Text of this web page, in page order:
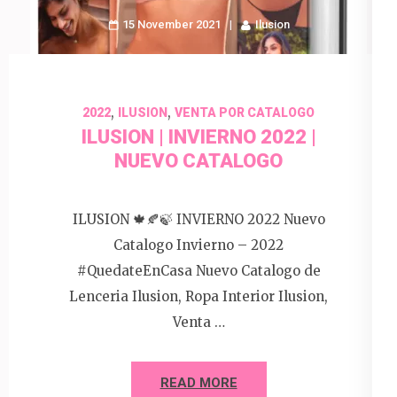
15 November 2021 Ilusion
2022, ILUSION , VENTA POR CATALOGO
ILUSION | INVIERNO 2022 |
NUEVO CATALOGO
ILUSION 🍁🍂🍃 INVIERNO 2022 Nuevo
Catalogo Invierno – 2022
#QuedateEnCasa Nuevo Catalogo de
Lenceria Ilusion, Ropa Interior Ilusion,
Venta …
READ MORE